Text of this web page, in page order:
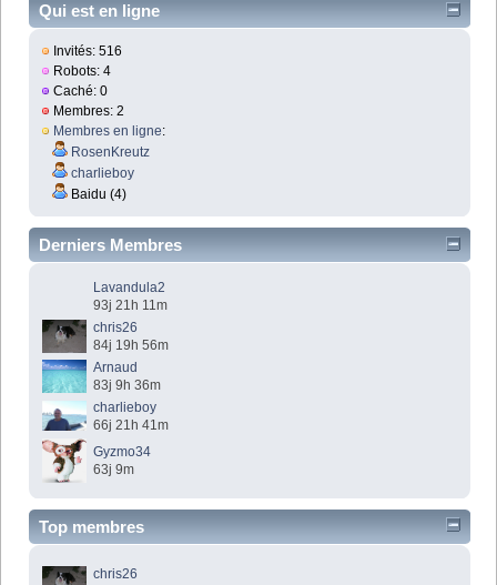
Qui est en ligne
Invités: 516
Robots: 4
Caché: 0
Membres: 2
Membres en ligne:
RosenKreutz
charlieboy
Baidu (4)
Derniers Membres
Lavandula2
93j 21h 11m
chris26
84j 19h 56m
Arnaud
83j 9h 36m
charlieboy
66j 21h 41m
Gyzmo34
63j 9m
Top membres
chris26